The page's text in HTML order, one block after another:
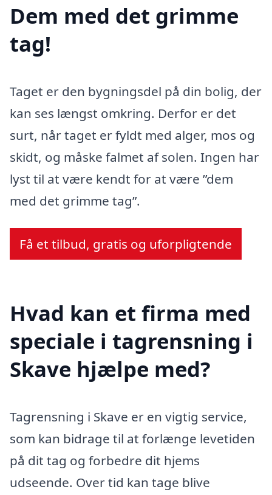
Dem med det grimme
tag!
Taget er den bygningsdel på din bolig, der
kan ses længst omkring. Derfor er det
surt, når taget er fyldt med alger, mos og
skidt, og måske falmet af solen. Ingen har
lyst til at være kendt for at være ”dem
med det grimme tag”.
Få et tilbud, gratis og uforpligtende
Hvad kan et firma med
speciale i tagrensning i
Skave hjælpe med?
Tagrensning i Skave er en vigtig service,
som kan bidrage til at forlænge levetiden
på dit tag og forbedre dit hjems
udseende. Over tid kan tage blive